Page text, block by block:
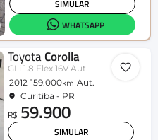
SIMULAR
WHATSAPP
ToyotaCorolla
GLi 1.8 Flex 16V Aut.
2012 159.000km Aut.
Curitiba - PR
R$ 59.900
SIMULAR